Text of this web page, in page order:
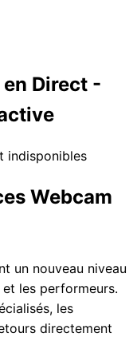
Direct -
indisponibles
Webcam
un nouveau niveau
les performeurs.
les
directement